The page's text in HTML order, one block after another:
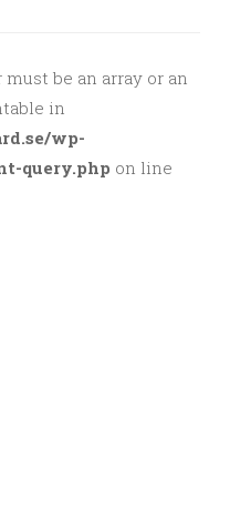
must be an array or an
in
wp-
query.php on line